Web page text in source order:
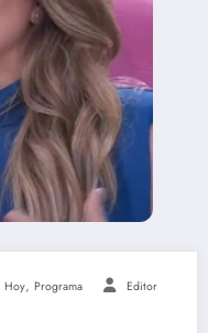
Hoy, Programa Editor